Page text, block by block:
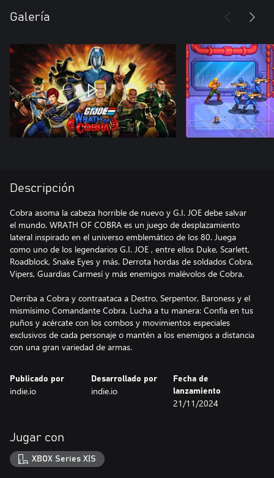
Galería
Descripción
Cobra asoma la cabeza horrible de nuevo y G.I. JOE debe salvar
el mundo. WRATH OF COBRA es un juego de desplazamiento
lateral inspirado en el universo emblemático de los 80. Juega
como uno de los legendarios G.I. JOE , entre ellos Duke, Scarlett,
Roadblock, Snake Eyes y más. Derrota hordas de soldados Cobra,
Vipers, Guardias Carmesí y más enemigos malévolos de Cobra.
Derriba a Cobra y contraataca a Destro, Serpentor, Baroness y el
mismísimo Comandante Cobra. Lucha a tu manera: Confía en tus
puños y acércate con los combos y movimientos especiales
exclusivos de cada personaje o mantén a los enemigos a distancia
con una gran variedad de armas.
Publicado por
indie.io
Desarrollado por
indie.io
Fecha de
lanzamiento
21/11/2024
Jugar con
XBOX Series X|S